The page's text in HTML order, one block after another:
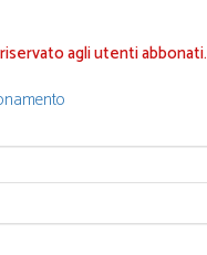
agli utenti abbonati.